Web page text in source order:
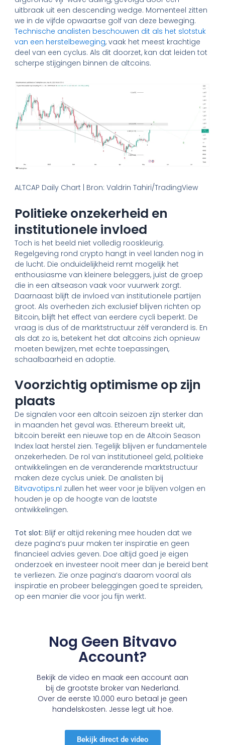
uitbraak uit een descending wedge. Momenteel zitten
we in de vijfde opwaartse golf van deze beweging.
Technische analisten beschouwen dit als het slotstuk
van een herstelbeweging, vaak het meest krachtige
deel van een cyclus. Als dit doorzet, kan dat leiden tot
scherpe stijgingen binnen de altcoins.
ALTCAP Daily Chart | Bron: Valdrin Tahiri/TradingView
Politieke onzekerheid en
institutionele invloed
Toch is het beeld niet volledig rooskleurig.
Regelgeving rond crypto hangt in veel landen nog in
de lucht. Die onduidelijkheid remt mogelijk het
enthousiasme van kleinere beleggers, juist de groep
die in een altseason vaak voor vuurwerk zorgt.
Daarnaast blijft de invloed van institutionele partijen
groot. Als overheden zich exclusief blijven richten op
Bitcoin, blijft het effect van eerdere cycli beperkt. De
vraag is dus of de marktstructuur zélf veranderd is. En
als dat zo is, betekent het dat altcoins zich opnieuw
moeten bewijzen, met echte toepassingen,
schaalbaarheid en adoptie.
Voorzichtig optimisme op zijn
plaats
De signalen voor een altcoin seizoen zijn sterker dan
in maanden het geval was. Ethereum breekt uit,
bitcoin bereikt een nieuwe top en de Altcoin Season
Index laat herstel zien. Tegelijk blijven er fundamentele
onzekerheden. De rol van institutioneel geld, politieke
ontwikkelingen en de veranderende marktstructuur
maken deze cyclus uniek. De analisten bij
Bitvavotips.nl zullen het weer voor je blijven volgen en
houden je op de hoogte van de laatste
ontwikkelingen.
Tot slot: Blijf er altijd rekening mee houden dat we
deze pagina’s puur maken ter inspiratie en geen
financieel advies geven. Doe altijd goed je eigen
onderzoek en investeer nooit meer dan je bereid bent
te verliezen. Zie onze pagina’s daarom vooral als
inspiratie en probeer beleggingen goed te spreiden,
op een manier die voor jou fijn werkt.
Nog Geen Bitvavo
Account?
Bekijk de video en maak een account aan
bij de grootste broker van Nederland.
Over de eerste 10.000 euro betaal je geen
handelskosten. Jesse legt uit hoe.
Bekijk direct de video